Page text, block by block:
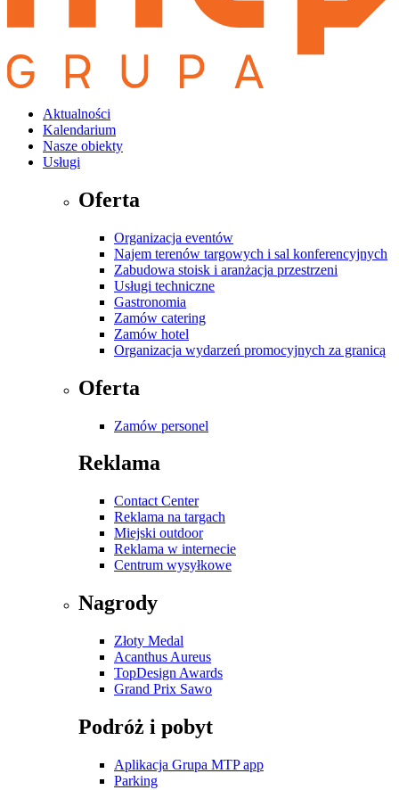
Aktualności
Kalendarium
Nasze obiekty
Usługi
Oferta
Organizacja eventów
Najem terenów targowych i sal konferencyjnych
Zabudowa stoisk i aranżacja przestrzeni
Usługi techniczne
Gastronomia
Zamów catering
Zamów hotel
Organizacja wydarzeń promocyjnych za granicą
Oferta
Zamów personel
Reklama
Contact Center
Reklama na targach
Miejski outdoor
Reklama w internecie
Centrum wysyłkowe
Nagrody
Złoty Medal
Acanthus Aureus
TopDesign Awards
Grand Prix Sawo
Podróż i pobyt
Aplikacja Grupa MTP app
Parking